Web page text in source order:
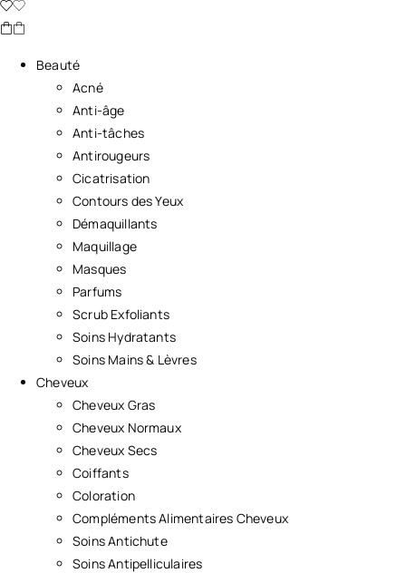
Beauté
Acné
Anti-âge
Anti-tâches
Antirougeurs
Cicatrisation
Contours des Yeux
Démaquillants
Maquillage
Masques
Parfums
Scrub Exfoliants
Soins Hydratants
Soins Mains & Lèvres
Cheveux
Cheveux Gras
Cheveux Normaux
Cheveux Secs
Coiffants
Coloration
Compléments Alimentaires Cheveux
Soins Antichute
Soins Antipelliculaires